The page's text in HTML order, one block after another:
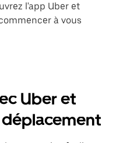
l'app Uber et
à vous
Uber et